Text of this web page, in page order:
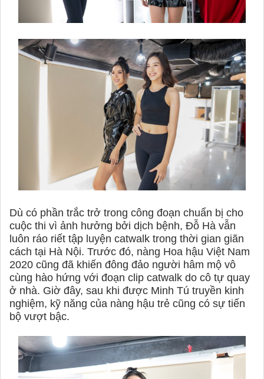
Dù có phần trắc trở trong công đoạn chuẩn bị cho
cuộc thi vì ảnh hưởng bởi dịch bệnh, Đỗ Hà vẫn
luôn ráo riết tập luyện catwalk trong thời gian giãn
cách tại Hà Nội. Trước đó, nàng Hoa hậu Việt Nam
2020 cũng đã khiến đông đảo người hâm mộ vô
cùng hào hứng với đoạn clip catwalk do cô tự quay
ở nhà. Giờ đây, sau khi được Minh Tú truyền kinh
nghiệm, kỹ năng của nàng hậu trẻ cũng có sự tiến
bộ vượt bậc.